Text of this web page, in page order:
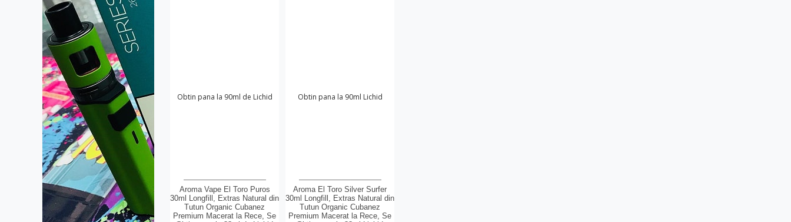
Aroma Vape El Toro Puros
30ml Longfill, Extras Natural din
Tutun Organic Cubanez
Premium Macerat la Rece, Se
Aroma El Toro Silver Surfer
30ml Longfill, Extras Natural din
Tutun Organic Cubanez
Premium Macerat la Rece, Se